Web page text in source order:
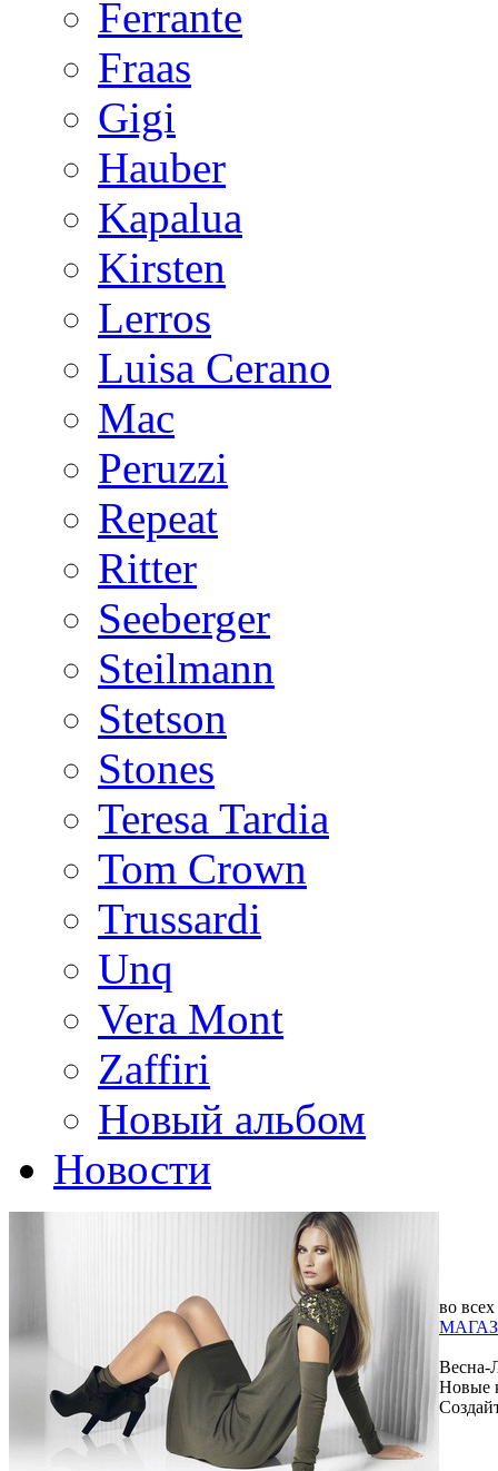
Ferrante
Fraas
Gigi
Hauber
Kapalua
Kirsten
Lerros
Luisa Cerano
Mac
Peruzzi
Repeat
Ritter
Seeberger
Steilmann
Stetson
Stones
Teresa Tardia
Tom Crown
Trussardi
Unq
Vera Mont
Zaffiri
Новый альбом
Новости
во всех
Весна-
Новые